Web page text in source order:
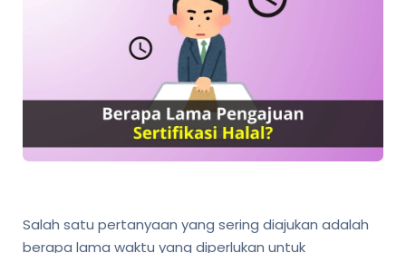
Salah satu pertanyaan yang sering diajukan adalah
berapa lama waktu yang diperlukan untuk